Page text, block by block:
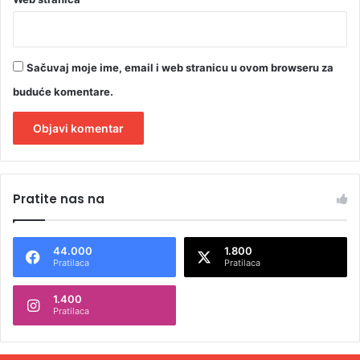
Sačuvaj moje ime, email i web stranicu u ovom browseru za
buduće komentare.
t
n
t
Pratite nas na
44.000
Pratilaca
1.800
Pratilaca
1.400
Pratilaca